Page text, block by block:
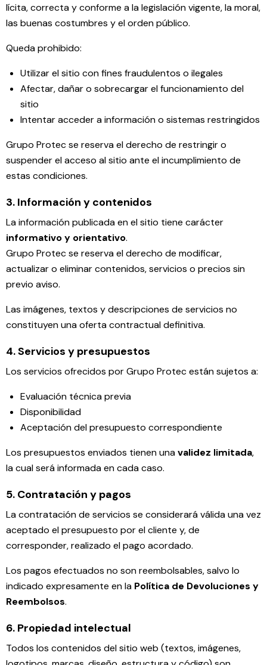
lícita, correcta y conforme a la legislación vigente, la moral,
las buenas costumbres y el orden público.
Queda prohibido:
Utilizar el sitio con fines fraudulentos o ilegales
Afectar, dañar o sobrecargar el funcionamiento del
sitio
Intentar acceder a información o sistemas restringidos
Grupo Protec se reserva el derecho de restringir o
suspender el acceso al sitio ante el incumplimiento de
estas condiciones.
3. Información y contenidos
La información publicada en el sitio tiene carácter
informativo y orientativo.
Grupo Protec se reserva el derecho de modificar,
actualizar o eliminar contenidos, servicios o precios sin
previo aviso.
Las imágenes, textos y descripciones de servicios no
constituyen una oferta contractual definitiva.
4. Servicios y presupuestos
Los servicios ofrecidos por Grupo Protec están sujetos a:
Evaluación técnica previa
Disponibilidad
Aceptación del presupuesto correspondiente
Los presupuestos enviados tienen unavalidez limitada,
la cual será informada en cada caso.
5. Contratación y pagos
La contratación de servicios se considerará válida una vez
aceptado el presupuesto por el cliente y, de
corresponder, realizado el pago acordado.
Los pagos efectuados no son reembolsables, salvo lo
indicado expresamente en la Política de Devoluciones y
Reembolsos.
6. Propiedad intelectual
Todos los contenidos del sitio web (textos, imágenes,